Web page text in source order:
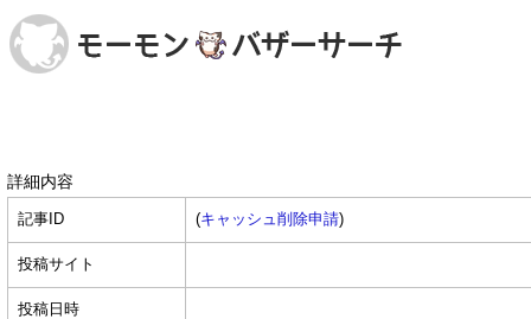
詳細内容
記事ID (キャッシュ削除申請)
投稿サイト
投稿日時